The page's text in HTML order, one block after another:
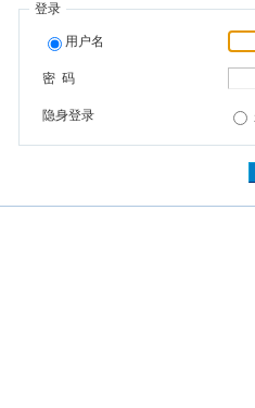
登录
用户名
密 码
隐身登录